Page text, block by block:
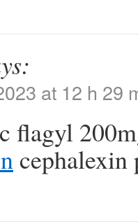
at 12 h 29
flagyl
cephalexin